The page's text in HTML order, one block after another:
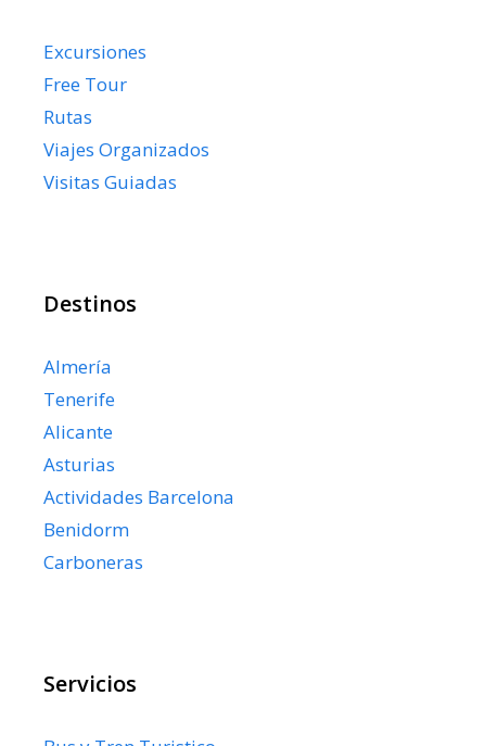
Excursiones
Free Tour
Rutas
Viajes Organizados
Visitas Guiadas
Destinos
Almería
Tenerife
Alicante
Asturias
Actividades Barcelona
Benidorm
Carboneras
Servicios